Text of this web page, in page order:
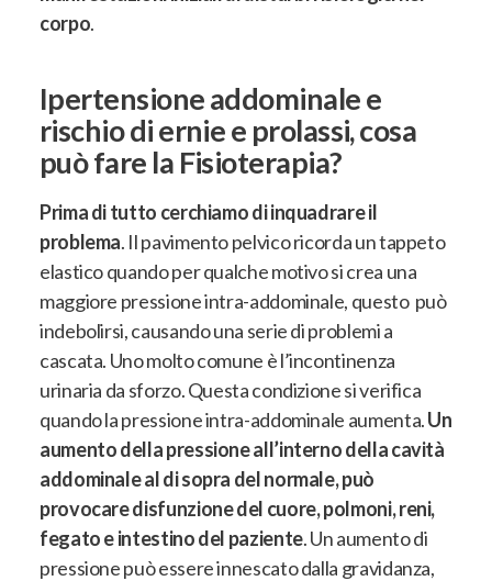
corpo.
Ipertensione addominale e
rischio di ernie e prolassi, cosa
può fare la Fisioterapia?
Prima di tutto cerchiamo di inquadrare il
problema. Il pavimento pelvico ricorda un tappeto
elastico quando per qualche motivo si crea una
maggiore pressione intra-addominale, questo può
indebolirsi, causando una serie di problemi a
cascata. Uno molto comune è l’incontinenza
urinaria da sforzo. Questa condizione si verifica
quando la pressione intra-addominale aumenta.Un
aumento della pressione all’interno della cavità
addominale al di sopra del normale, può
provocare disfunzione del cuore, polmoni, reni,
fegato e intestino del paziente. Un aumento di
pressione può essere innescato dalla gravidanza,